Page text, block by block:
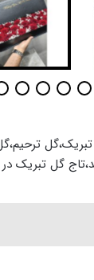
گل تبریک